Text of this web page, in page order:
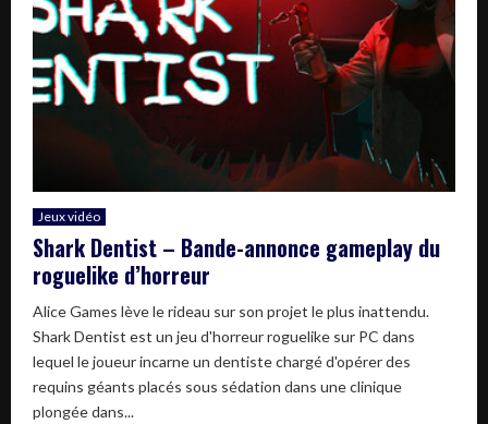
Jeux vidéo
Shark Dentist – Bande-annonce gameplay du
roguelike d’horreur
Alice Games lève le rideau sur son projet le plus inattendu.
Shark Dentist est un jeu d'horreur roguelike sur PC dans
lequel le joueur incarne un dentiste chargé d'opérer des
requins géants placés sous sédation dans une clinique
plongée dans...